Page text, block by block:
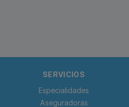
SERVICIOS
Especialidades
Aseguradoras